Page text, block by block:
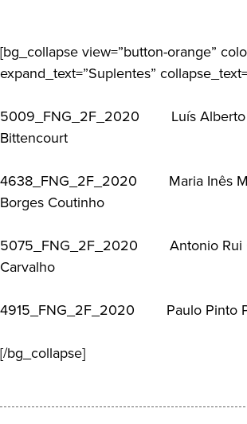
[bg_collapse view=”button-orange”
expand_text=”Suplentes”
5009_FNG_2F_2020 Luís Alberto
Bittencourt
4638_FNG_2F_2020 Maria Inês
Borges Coutinho
5075_FNG_2F_2020 Antonio Rui
Carvalho
4915_FNG_2F_2020 Paulo Pinto
[/bg_collapse]